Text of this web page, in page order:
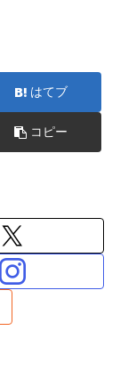
はてブ
コピー